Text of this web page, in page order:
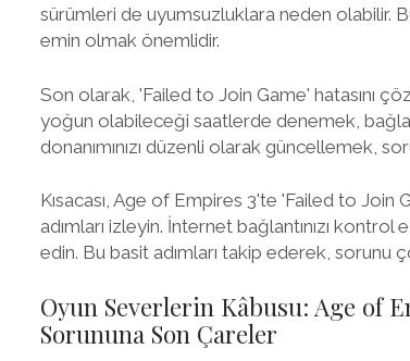
sürümleri de uyumsuzluklara neden olabilir.
emin olmak önemlidir.
Son olarak, 'Failed to Join Game' hatasını
yoğun olabileceği saatlerde denemek,
donanımınızı düzenli olarak güncellemek,
Kısacası, Age of Empires 3'te 'Failed to Join
adımları izleyin. İnternet bağlantınızı
edin. Bu basit adımları takip ederek, sorunu
Oyun Severlerin Kâbusu: Age of
Sorununa Son Çareler